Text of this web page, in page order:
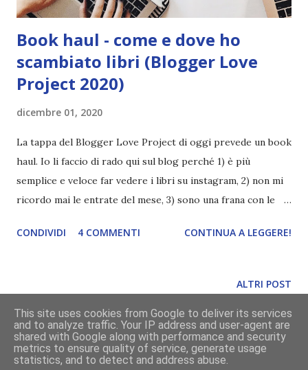
Book haul - come e dove ho
scambiato libri (Blogger Love
Project 2020)
dicembre 01, 2020
La tappa del Blogger Love Project di oggi prevede un book
haul. Io li faccio di rado qui sul blog perché 1) è più
semplice e veloce far vedere i libri su instagram, 2) non mi
ricordo mai le entrate del mese, 3) sono una frana con le
alcuni arrivi del 2020, in particolare tutti libri che ho
sempre riuscivo a trovare quello che volevo. Quest'anno
invece sono stata parecchio fortunata perché mi sono
accalappiata titoli mooolto appetibili. E ora vi spiego pure
come ho fatto! Uno degli scambi di cui vado più fiera è
CONDIVIDI 4 COMMENTI CONTINUA A LEGGERE!
ALTRI POST
Powered by Blogger
grafica a cura di Divoratori di libri
This site uses cookies from Google to deliver its services
and to analyze traffic. Your IP address and user-agent are
shared with Google along with performance and security
metrics to ensure quality of service, generate usage
statistics, and to detect and address abuse.